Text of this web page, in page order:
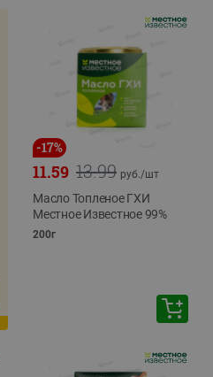
-17%
13.99
11.59 руб./шт
Масло Топленое ГХИ
Местное Известное 99%
200г